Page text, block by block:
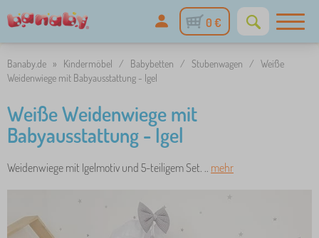
0 €
Banaby.de » Kindermöbel / Babybetten / Stubenwagen / Weiße
Weidenwiege mit Babyausstattung - Igel
Weiße Weidenwiege mit
Babyausstattung - Igel
Weidenwiege mit Igelmotiv und 5-teiligem Set. .. mehr